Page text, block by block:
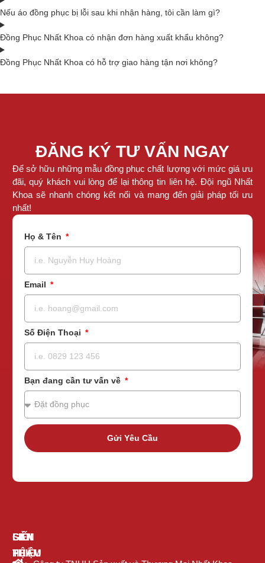
Nếu áo đồng phục bị lỗi sau khi nhận hàng, tôi cần làm gì?
Đồng Phục Nhất Khoa có nhận đơn hàng xuất khẩu không?
Đồng Phục Nhất Khoa có hỗ trợ giao hàng tận nơi không?
ĐĂNG KÝ TƯ VẤN NGAY
Để sở hữu những mẫu đồng phục chất lượng với mức giá ưu
đãi, quý khách vui lòng để lại thông tin liên hệ. Đội ngũ Nhất
Khoa sẽ nhanh chóng kết nối và mang đến giải pháp tối ưu
nhất!
Họ & Tên
Email
Số Điện Thoại
Bạn đang cần tư vấn về
Gửi Yêu Cầu
GIỚI
THIỆU
SẢN
PHẨM
LIÊN
HỆ